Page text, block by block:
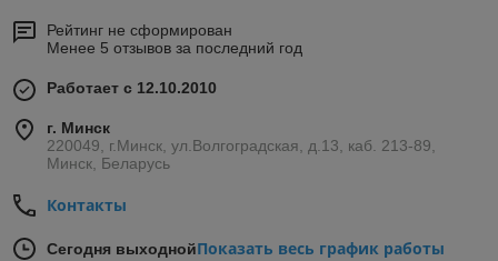
Рейтинг не сформирован
Менее 5 отзывов за последний год
Работает с 12.10.2010
г. Минск
220049, г.Минск, ул.Волгоградская, д.13, каб. 213-89,
Минск, Беларусь
Контакты
Сегодня выходнойПоказать весь график работы